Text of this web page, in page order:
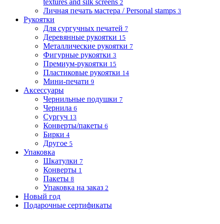
textures and silk screens 2
Личная печать мастера / Personal stamps 3
Рукоятки
Для сургучных печатей 7
Деревянные рукоятки 15
Металлические рукоятки 7
Фигурные рукоятки 3
Премиум-рукоятки 15
Пластиковые рукоятки 14
Мини-печати 9
Аксессуары
Чернильные подушки 7
Чернила 6
Сургуч 13
Конверты/пакеты 6
Бирки 4
Другое 5
Упаковка
Шкатулки 7
Конверты 1
Пакеты 8
Упаковка на заказ 2
Новый год
Подарочные сертификаты